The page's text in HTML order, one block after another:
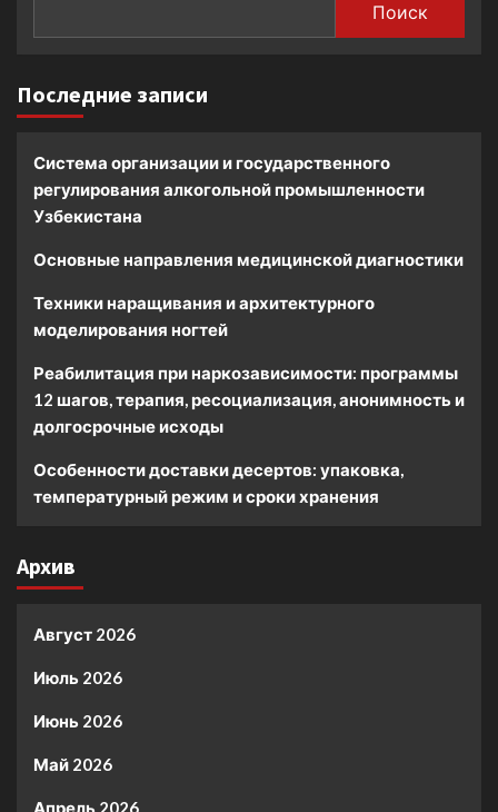
Поиск
Последние записи
Система организации и государственного
регулирования алкогольной промышленности
Узбекистана
Основные направления медицинской диагностики
Техники наращивания и архитектурного
моделирования ногтей
Реабилитация при наркозависимости: программы
12 шагов, терапия, ресоциализация, анонимность и
долгосрочные исходы
Особенности доставки десертов: упаковка,
температурный режим и сроки хранения
Архив
Август 2026
Июль 2026
Июнь 2026
Май 2026
Апрель 2026